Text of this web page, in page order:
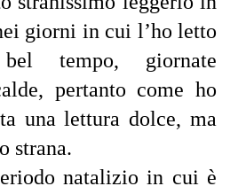
giorni in cui l’ho letto
tempo, giornate
pertanto come ho
una lettura dolce, ma
strana.
natalizio in cui è